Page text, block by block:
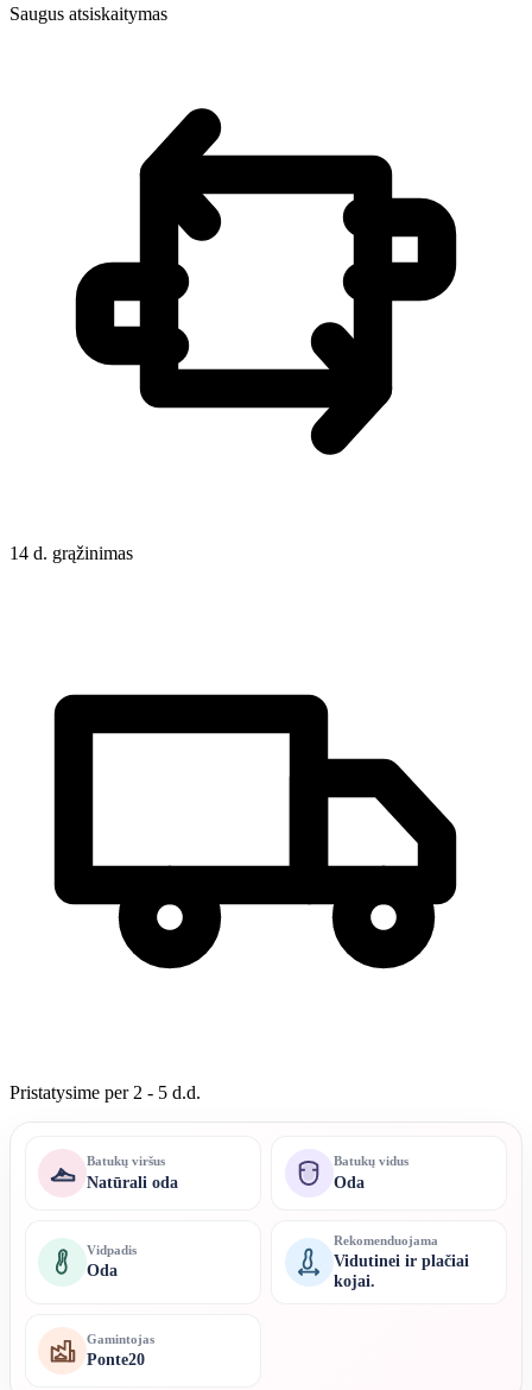
Saugus atsiskaitymas
14 d. grąžinimas
Pristatysime per 2 - 5 d.d.
Batukų viršus
Natūrali oda
Batukų vidus
Oda
Vidpadis
Oda
Rekomenduojama
Vidutinei ir plačiai
kojai.
Gamintojas
Ponte20